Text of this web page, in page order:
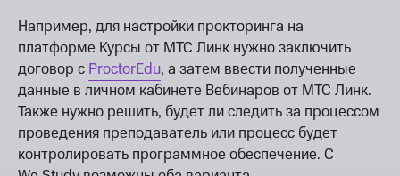
Например, для настройки прокторинга на
платформе Курсы от МТС Линк нужно заключить
договор с ProctorEdu, а затем ввести полученные
данные в личном кабинете Вебинаров от МТС Линк.
Также нужно решить, будет ли следить за процессом
проведения преподаватель или процесс будет
контролировать программное обеспечение. С